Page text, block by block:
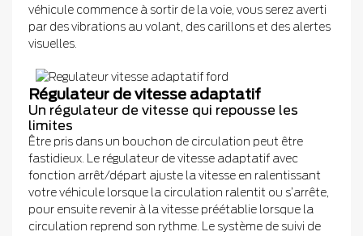
véhicule commence à sortir de la voie, vous serez averti
par des vibrations au volant, des carillons et des alertes
visuelles.
Régulateur de vitesse adaptatif
Un régulateur de vitesse qui repousse les
limites
Être pris dans un bouchon de circulation peut être
fastidieux. Le régulateur de vitesse adaptatif avec
fonction arrêt/départ ajuste la vitesse en ralentissant
votre véhicule lorsque la circulation ralentit ou s’arrête,
pour ensuite revenir à la vitesse préétablie lorsque la
circulation reprend son rythme. Le système de suivi de